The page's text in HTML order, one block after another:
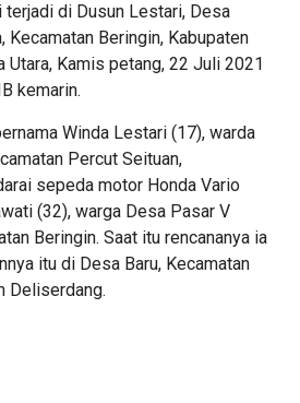
di Dusun Lestari, Desa
Kecamatan Beringin, Kabupaten
Utara, Kamis petang, 22 Juli 2021
kemarin.
Winda Lestari (17), warda
Percut Seituan,
sepeda motor Honda Vario
(32), warga Desa Pasar V
Beringin. Saat itu rencananya ia
itu di Desa Baru, Kecamatan
Deliserdang.